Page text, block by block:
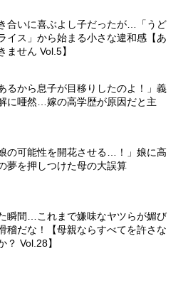
合いに喜ぶよし子だったが…「うど
イス」から始まる小さな違和感【あ
ません Vol.5】
るから息子が目移りしたのよ！」義
に唖然…嫁の高学歴が原因だと主
の可能性を開花させる…！」娘に高
夢を押しつけた母の大誤算
瞬間…これまで嫌味なヤツらが媚び
稽だな！【母親ならすべてを許さな
？ Vol.28】